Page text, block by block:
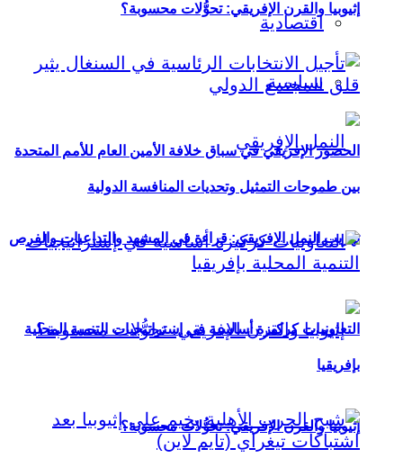
اقتصادية
سياسية
تهريب النمل الإفريقي: قراءة في المشهد والتداعيات والفرص
إثيوبيا والقرن الإفريقي: تحوُّلات محسوبة؟
إثيوبيا والقرن الإفريقي: تحوُّلات محسوبة؟
الحضور الإفريقي في سباق خلافة الأمين العام للأمم المتحدة
بين طموحات التمثيل وتحديات المنافسة الدولية
التعاونيات كركيزة أساسية في إستراتيجيات التنمية المحلية
بإفريقيا